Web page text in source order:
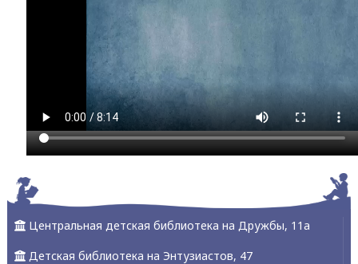
Центральная детская библиотека на Дружбы, 11а
Детская библиотека на Энтузиастов, 47